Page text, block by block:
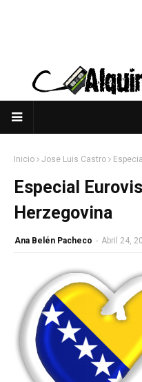
Inicio Jose Luis Castro
Especial
Herzegovina
Ana Belén Pacheco - Abril 24,